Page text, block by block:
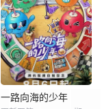
一路向海的少年